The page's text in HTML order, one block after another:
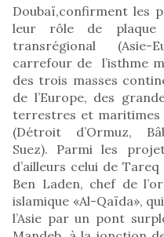
Doubaï,confirment les
leur rôle de plaque
transrégional (Asie-
carrefour de l’isthme
des trois masses
de l’Europe, des
terrestres et maritimes
(Détroit d’Ormuz,
Suez). Parmi les
d’ailleurs celui de
Ben Laden, chef de
islamique «Al-Qaïda»,
l’Asie par un pont